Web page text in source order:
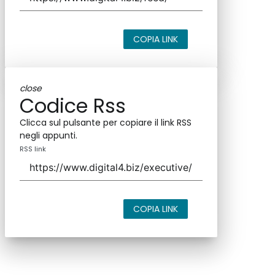
COPIA LINK
close
Codice Rss
Clicca sul pulsante per copiare il link RSS
negli appunti.
RSS link
COPIA LINK